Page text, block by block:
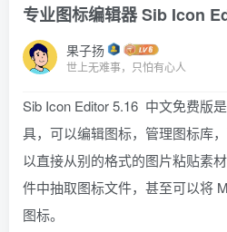
专业图标编辑器 Sib Icon
果子扬
世上无难事，只怕有心人
Sib Icon Editor 5.16 中文免费版
具，可以编辑图标，管理图标库
以直接从别的格式的图片粘贴素
件中抽取图标文件，甚至可以将
图标。